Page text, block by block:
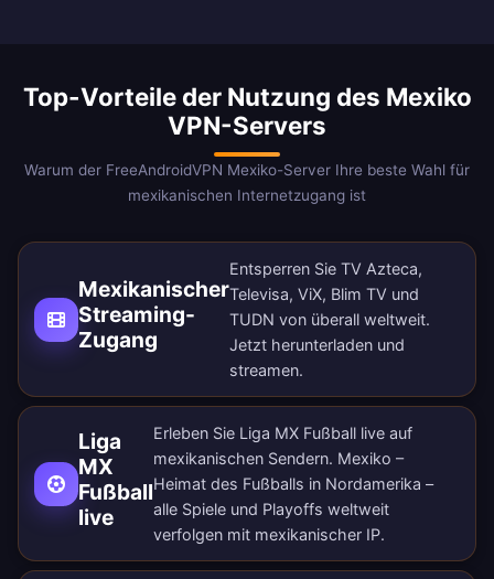
Top-Vorteile der Nutzung des Mexiko
VPN-Servers
Warum der FreeAndroidVPN Mexiko-Server Ihre beste Wahl für
mexikanischen Internetzugang ist
Mexikanischer
Streaming-
Zugang
Entsperren Sie TV Azteca,
Televisa, ViX, Blim TV und
TUDN von überall weltweit.
Jetzt herunterladen und
streamen.
Liga
MX
Fußball
live
Erleben Sie Liga MX Fußball live auf
mexikanischen Sendern. Mexiko –
Heimat des Fußballs in Nordamerika –
alle Spiele und Playoffs weltweit
verfolgen mit mexikanischer IP.